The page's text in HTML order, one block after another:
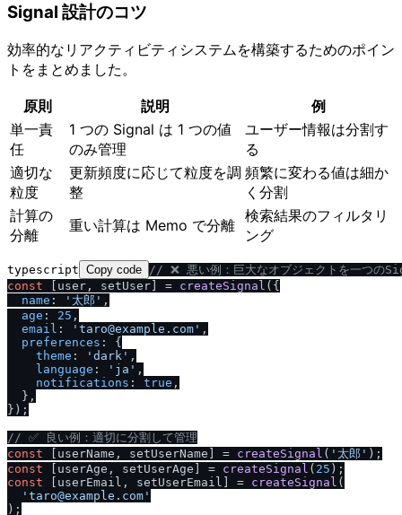
Signal 設計のコツ
効率的なリアクティビティシステムを構築するためのポイン
トをまとめました。
原則 説明
例
単一責
任
1 つの Signal は 1 つの値
のみ管理
ユーザー情報は分割す
る
適切な
粒度
更新頻度に応じて粒度を調
整
頻繁に変わる値は細か
く分割
計算の
分離
重い計算は Memo で分離
検索結果のフィルタリ
ング
typescript Copy code // ❌ 悪い例：巨大なオブジェクトを一つの
const [user, setUser] = createSignal ({
name : '太郎' ,
age : 25 ,
email : 'taro@example.com' ,
preferences : {
theme : 'dark' ,
language : 'ja' ,
notifications : true ,
  },
});
// ✅ 良い例：適切に分割して管理
const [userName, setUserName] = createSignal ( '太郎'
const [userAge, setUserAge] = createSignal ( 25
const [userEmail, setUserEmail] = createSignal (
'taro@example.com'